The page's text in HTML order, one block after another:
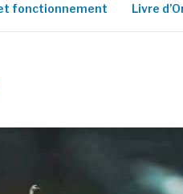
fonctionnement Livre